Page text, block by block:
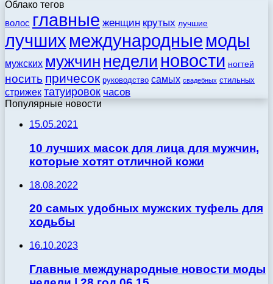
Облако тегов
волос главные женщин крутых лучшие
лучших международные моды
мужских мужчин недели новости ногтей
носить причесок руководство самых свадебных стильных
стрижек татуировок часов
Популярные новости
15.05.2021
10 лучших масок для лица для мужчин,
которые хотят отличной кожи
18.08.2022
20 самых удобных мужских туфель для
ходьбы
16.10.2023
Главные международные новости моды